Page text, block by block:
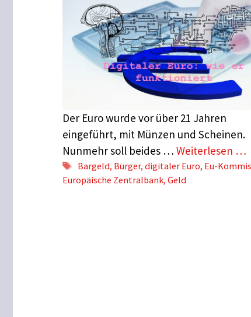
Der Euro wurde vor über 21 Jahren
eingeführt, mit Münzen und Scheinen.
Nunmehr soll beides … Weiterlesen …
Schlagwörter
Bargeld, Bürger, digitaler Euro, Eu-
Europäische Zentralbank, Geld